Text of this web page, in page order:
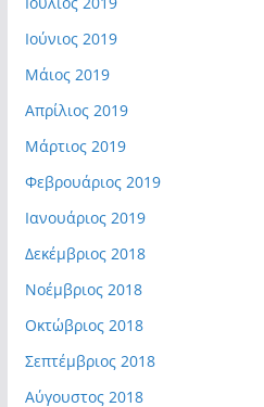
Ιούνιος 2019
Μάιος 2019
Απρίλιος 2019
Μάρτιος 2019
Φεβρουάριος 2019
Ιανουάριος 2019
Δεκέμβριος 2018
Νοέμβριος 2018
Οκτώβριος 2018
Σεπτέμβριος 2018
Αύγουστος 2018